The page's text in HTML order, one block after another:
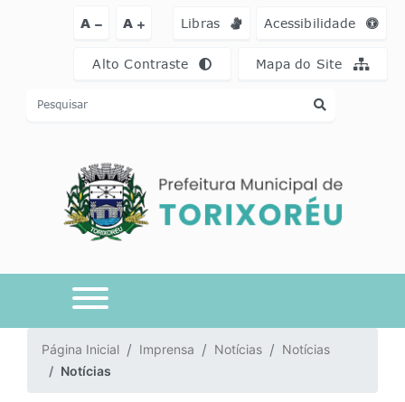
Ir para o conteúdo [alt+1] Ir para o menu [alt+2] Ir para a busca
A A Libras Acessibilidade
Alto Contraste Mapa do Site
Página Inicial Imprensa Notícias
Notícias
Notícias